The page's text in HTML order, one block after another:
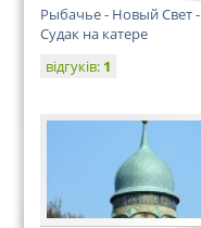
Рыбачье - Новый Свет -
Судак на катере
відгуків: 1